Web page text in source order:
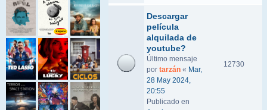
Descargar
película
alquilada de
youtube?
Último mensaje
por tarzán « Mar,
28 May 2024,
20:55
Publicado en
12730